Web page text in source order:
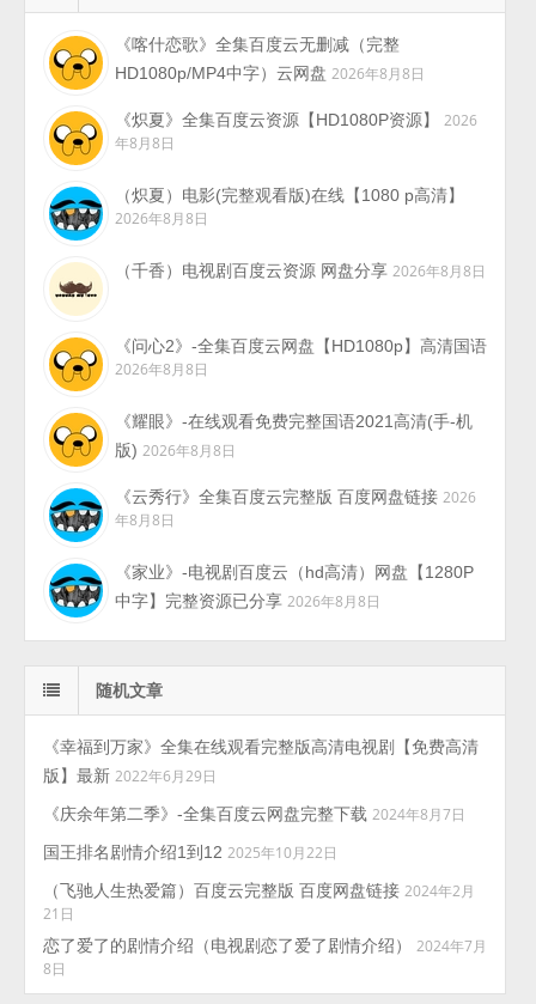
《喀什恋歌》全集百度云无删减（完整
HD1080p/MP4中字）云网盘 2026年8月8日
《炽夏》全集百度云资源【HD1080P资源】
2026
年8月8日
（炽夏）电影(完整观看版)在线【1080 p高清】
2026年8月8日
（千香）电视剧百度云资源 网盘分享 2026年8月8日
《问心2》-全集百度云网盘【HD1080p】高清国语
2026年8月8日
《耀眼》-在线观看免费完整国语2021高清(手-机
版) 2026年8月8日
《云秀行》全集百度云完整版 百度网盘链接 2026
年8月8日
《家业》-电视剧百度云（hd高清）网盘【1280P
中字】完整资源已分享 2026年8月8日
随机文章
《幸福到万家》全集在线观看完整版高清电视剧【免费高清
版】最新 2022年6月29日
《庆余年第二季》-全集百度云网盘完整下载 2024年8月7日
国王排名剧情介绍1到12 2025年10月22日
（飞驰人生热爱篇）百度云完整版 百度网盘链接 2024年2月
21日
恋了爱了的剧情介绍（电视剧恋了爱了剧情介绍）
2024年7月
8日